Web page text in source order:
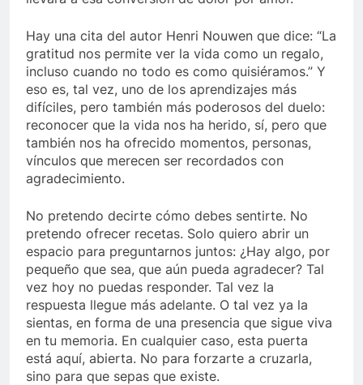
Hay una cita del autor Henri Nouwen que dice: “La
gratitud nos permite ver la vida como un regalo,
incluso cuando no todo es como quisiéramos.” Y
eso es, tal vez, uno de los aprendizajes más
difíciles, pero también más poderosos del duelo:
reconocer que la vida nos ha herido, sí, pero que
también nos ha ofrecido momentos, personas,
vínculos que merecen ser recordados con
agradecimiento.
No pretendo decirte cómo debes sentirte. No
pretendo ofrecer recetas. Solo quiero abrir un
espacio para preguntarnos juntos: ¿Hay algo, por
pequeño que sea, que aún pueda agradecer? Tal
vez hoy no puedas responder. Tal vez la
respuesta llegue más adelante. O tal vez ya la
sientas, en forma de una presencia que sigue viva
en tu memoria. En cualquier caso, esta puerta
está aquí, abierta. No para forzarte a cruzarla,
sino para que sepas que existe.